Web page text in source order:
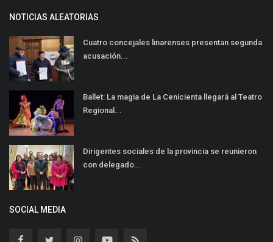
NOTICIAS ALEATORIAS
Cuatro concejales linarenses presentan segunda
acusación...
Ballet: La magia de La Cenicienta llegará al Teatro
Regional...
Dirigentes sociales de la provincia se reunieron
con delegado...
SOCIAL MEDIA